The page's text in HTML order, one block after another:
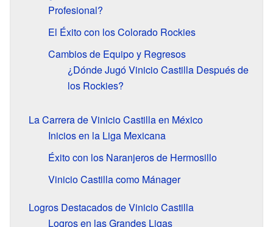
Profesional?
El Éxito con los Colorado Rockies
Cambios de Equipo y Regresos
¿Dónde Jugó Vinicio Castilla Después de
los Rockies?
La Carrera de Vinicio Castilla en México
Inicios en la Liga Mexicana
Éxito con los Naranjeros de Hermosillo
Vinicio Castilla como Mánager
Logros Destacados de Vinicio Castilla
Logros en las Grandes Ligas